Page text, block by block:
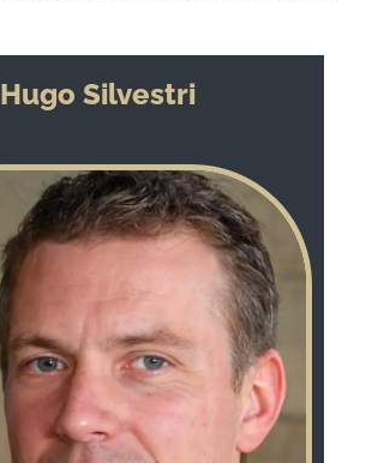
Hugo Silvestri